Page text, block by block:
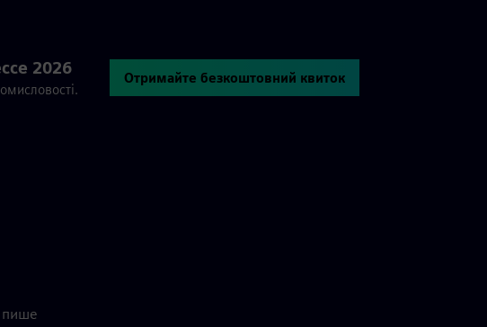
2026 Отримайте безкоштовний квиток
пише